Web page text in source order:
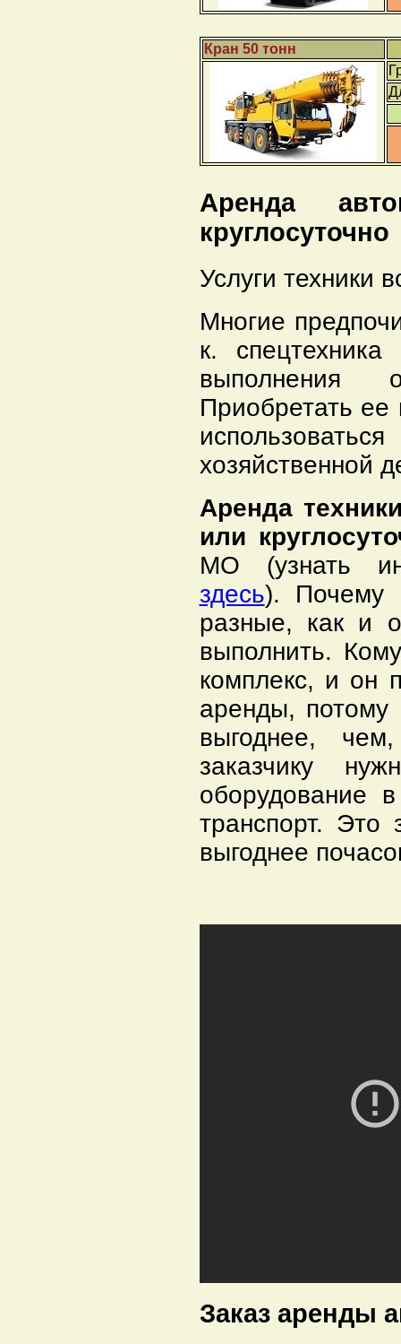
Кран 50 тонн
Аренда
круглосуточно
Услуги техники
Многие
к.
выполнения
Приобретать ее
хозяйственной
Аренда
или
МО (узнать
здесь). Почему
разные, как и
выполнить.
комплекс, и он
аренды, потому
выгоднее,
заказчику
оборудование
транспорт.
выгоднее
Заказ аренды